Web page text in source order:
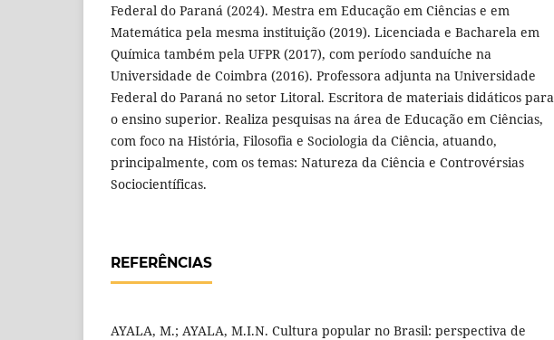
Federal do Paraná (2024). Mestra em Educação em Ciências e em
Matemática pela mesma instituição (2019). Licenciada e Bacharela em
Química também pela UFPR (2017), com período sanduíche na
Universidade de Coimbra (2016). Professora adjunta na Universidade
Federal do Paraná no setor Litoral. Escritora de materiais didáticos para
o ensino superior. Realiza pesquisas na área de Educação em Ciências,
com foco na História, Filosofia e Sociologia da Ciência, atuando,
principalmente, com os temas: Natureza da Ciência e Controvérsias
Sociocientíficas.
REFERÊNCIAS
AYALA, M.; AYALA, M.I.N. Cultura popular no Brasil: perspectiva de